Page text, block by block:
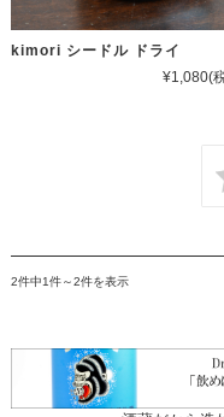
kimori シードル ドライ
¥1,080(
2件中1件～2件を表示